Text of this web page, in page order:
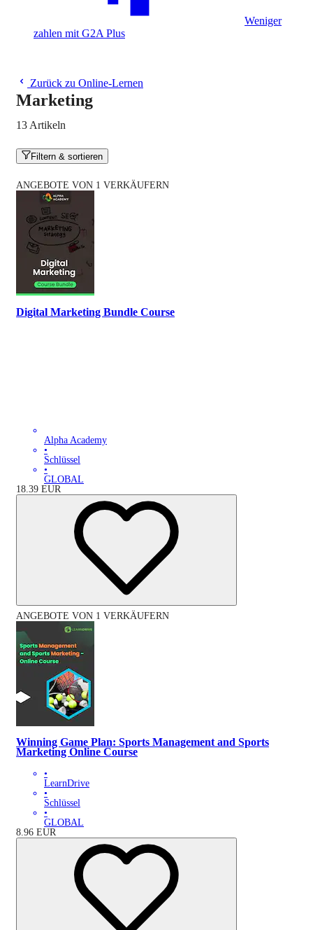
Weniger
zahlen mit G2A Plus
Zurück zu Online-Lernen
Marketing
13 Artikeln
Filtern & sortieren
ANGEBOTE VON 1 VERKÄUFERN
Digital Marketing Bundle Course
Alpha Academy
•
Schlüssel
•
GLOBAL
18.39 EUR
ANGEBOTE VON 1 VERKÄUFERN
Winning Game Plan: Sports Management and Sports
Marketing Online Course
•
LearnDrive
•
Schlüssel
•
GLOBAL
8.96 EUR